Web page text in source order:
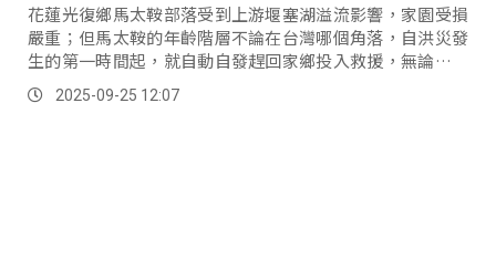
花蓮光復鄉馬太鞍部落受到上游堰塞湖溢流影響，家園受損
嚴重；但馬太鞍的年齡階層不論在台灣哪個角落，自洪災發
生的第一時間起，就自動自發趕回家鄉投入救援，無論是搬
運物資、協助撤離老人、甚至處理大體，都能看見他們的身
影。2025-09-25 12:07